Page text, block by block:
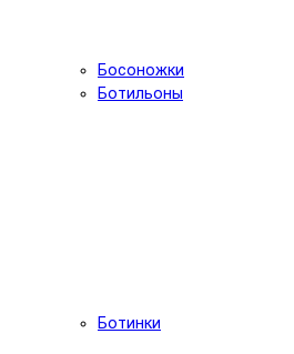
Босоножки
Ботильоны
Ботинки